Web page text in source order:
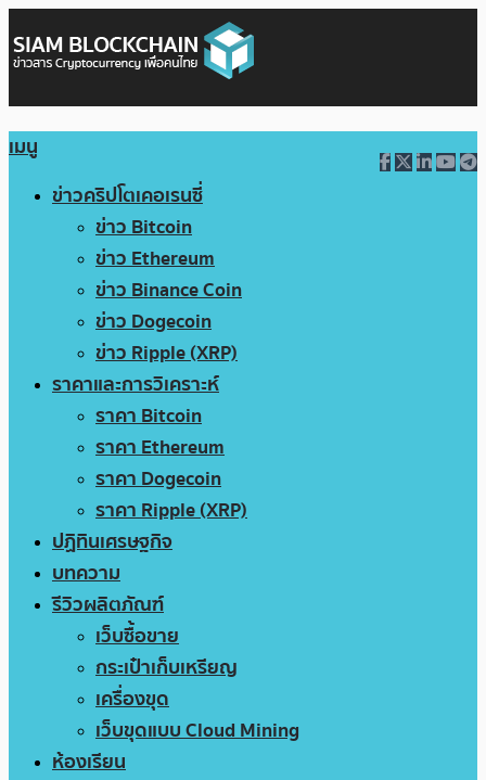
เมนู
ข่าวคริปโตเคอเรนซี่
ข่าว Bitcoin
ข่าว Ethereum
ข่าว Binance Coin
ข่าว Dogecoin
ข่าว Ripple (XRP)
ราคาและการวิเคราะห์
ราคา Bitcoin
ราคา Ethereum
ราคา Dogecoin
ราคา Ripple (XRP)
ปฏิทินเศรษฐกิจ
บทความ
รีวิวผลิตภัณฑ์
เว็บซื้อขาย
กระเป๋าเก็บเหรียญ
เครื่องขุด
เว็บขุดแบบ Cloud Mining
ห้องเรียน